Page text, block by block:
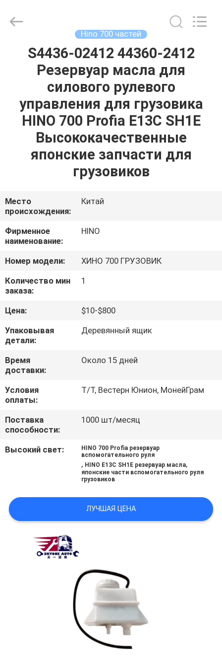
ДОМ
ПРОДУКТЫ
ПУТЕШЕСТВИЕ
ПРОВЕРКА
КАЧЕСТВА
СВЯЖИТЕСЬ
МЫ
НОВОСТИ
СПРОСИТЕ
ЦИТАТУ
КАРТА
САЙТА
POLICY
Hino 700 частей
S4436-02412 44360-2412
Резервуар масла для
силового рулевого
управления для грузовика
HINO 700 Profia E13C SH1E
Высококачественные
японские запчасти для
грузовиков
Место
происхождения:
Китай
Фирменное
наименование:
HINO
Номер модели:
ХИНО 700 ГРУЗОВИК
Количество мин
заказа:
1
Цена:
$10-$800
Упаковывая
детали:
Деревянный ящик
Время
доставки:
Около 15 дней
Условия
оплаты:
Т/Т, Вестерн Юнион, МонейГрам
Поставка
способности:
1000 шт/месяц
Высокий свет:
HINO 700 Profia резервуар
вспомогательного руля
, HINO E13C SH1E резервуар масла,
японские части вспомогательного руля
грузовиков
ЛУЧШАЯ ЦЕНА